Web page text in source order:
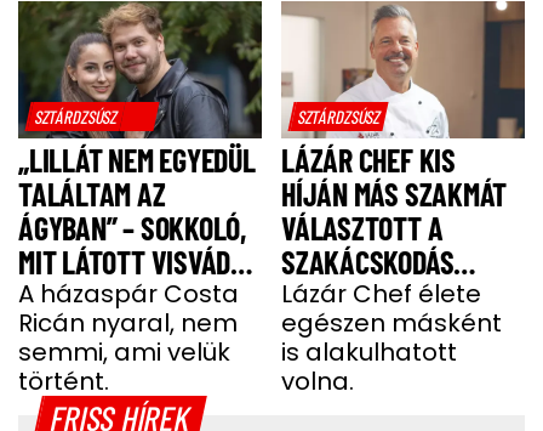
SZTÁRDZSÚSZ
„LILLÁT NEM EGYEDÜL
TALÁLTAM AZ
ÁGYBAN” – SOKKOLÓ,
MIT LÁTOTT VISVÁDER
TAMÁS
A házaspár Costa
Ricán nyaral, nem
semmi, ami velük
történt.
SZTÁRDZSÚSZ
LÁZÁR CHEF KIS
HÍJÁN MÁS SZAKMÁT
VÁLASZTOTT A
SZAKÁCSKODÁS
HELYETT
Lázár Chef élete
egészen másként
is alakulhatott
volna.
FRISS HÍREK